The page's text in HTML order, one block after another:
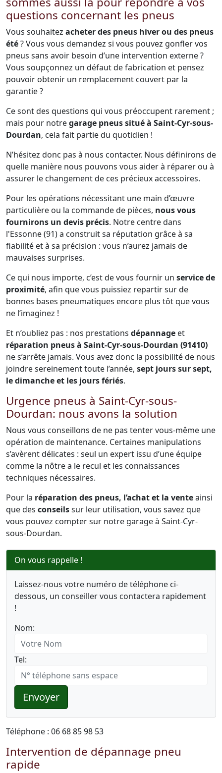
questions concernant les pneus
Vous souhaitez acheter des pneus hiver ou des pneus
été? Vous vous demandez si vous pouvez gonfler vos
pneus sans avoir besoin d’une intervention externe ?
Vous soupçonnez un défaut de fabrication et pensez
pouvoir obtenir un remplacement couvert par la
garantie ?
Ce sont des questions qui vous préoccupent rarement ;
mais pour notregarage pneus situé à Saint-Cyr-sous-
Dourdan, cela fait partie du quotidien !
N’hésitez donc pas à nous contacter. Nous définirons de
quelle manière nous pouvons vous aider à réparer ou à
assurer le changement de ces précieux accessoires.
Pour les opérations nécessitant une main d’œuvre
particulière ou la commande de pièces, nous vous
fournirons un devis précis. Notre centre dans
l'Essonne (91) a construit sa réputation grâce à sa
fiabilité et à sa précision : vous n’aurez jamais de
mauvaises surprises.
Ce qui nous importe, c’est de vous fournir un service de
proximité, afin que vous puissiez repartir sur de
bonnes bases pneumatiques encore plus tôt que vous
ne l’imaginez !
Et n’oubliez pas : nos prestations dépannage et
réparation pneus à Saint-Cyr-sous-Dourdan (91410)
ne s’arrête jamais. Vous avez donc la possibilité de nous
joindre sereinement toute l’année, sept jours sur sept,
le dimanche et les jours fériés.
Urgence pneus à Saint-Cyr-sous-
Dourdan: nous avons la solution
Nous vous conseillons de ne pas tenter vous-même une
opération de maintenance. Certaines manipulations
s’avèrent délicates : seul un expert issu d’une équipe
comme la nôtre a le recul et les connaissances
techniques nécessaires.
Pour la réparation des pneus, l’achat et la venteainsi
que des conseilssur leur utilisation, vous savez que
vous pouvez compter sur notre garage à Saint-Cyr-
sous-Dourdan.
On vous rappelle !
Laissez-nous votre numéro de téléphone ci-
dessous, un conseiller vous contactera rapidement
!
Nom:
Tel:
Envoyer
Téléphone : 06 68 85 98 53
Intervention de dépannage pneu
rapide